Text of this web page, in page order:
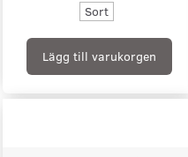
Sort
Lägg till varukorgen